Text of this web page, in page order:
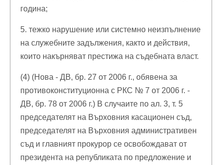
година;
5. тежко нарушение или системно неизпълнение
на служебните задължения, както и действия,
които накърняват престижа на съдебната власт.
(4) (Нова - ДВ, бр. 27 от 2006 г., обявена за
противоконституционна с РКС № 7 от 2006 г. -
ДВ, бр. 78 от 2006 г.) В случаите по ал. 3, т. 5
председателят на Върховния касационен съд,
председателят на Върховния административен
съд и главният прокурор се освобождават от
президента на републиката по предложение и